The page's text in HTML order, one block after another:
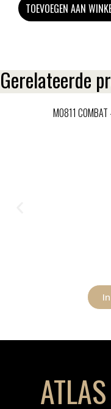
TOEVOEGEN AAN
Gerelateerde
MO811